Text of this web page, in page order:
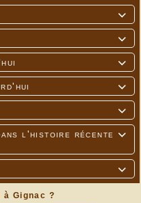






l'histoire récente

à Gignac ?